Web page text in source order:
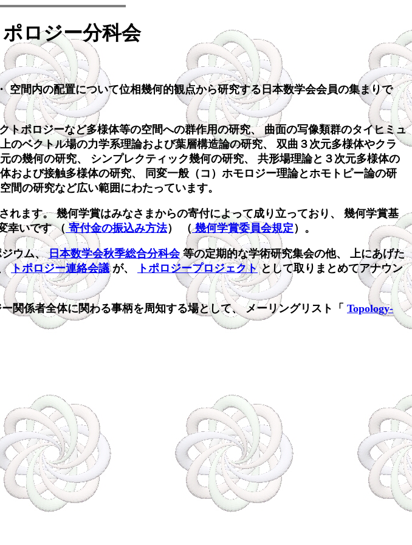
ロジー分科会
間内の配置について位相幾何的観点から研究する日本数学会会員の集まりで
ポロジーなど多様体等の空間への群作用の研究、 曲面の写像類群のタイヒミュ
ベクトル場の力学系理論および葉層構造論の研究、 双曲３次元多様体やクラ
幾何の研究、 シンプレクティック幾何の研究、 共形場理論と３次元多様体の
よび接触多様体の研究、 同変一般（コ）ホモロジー理論とホモトピー論の研
間の研究など広い範囲にわたっています。
れます。 幾何学賞はみなさまからの寄付によって成り立っており、 幾何学賞基
幸いです （ 寄付金の振込み方法） （幾何学賞委員会規定）。
ジウム、日本数学会秋季総合分科会等の定期的な学術研究集会の他、 上にあげた
トポロジー連絡会議が、 トポロジープロジェクトとして取りまとめてアナウン
係者全体に関わる事柄を周知する場として、 メーリングリスト「 Topology-